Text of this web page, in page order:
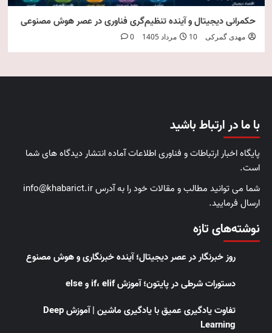
حکمرانی دیجیتال و آینده تنظیم‌گری فناوری در عصر هوش مصنوعی
مهدی گمرکی 10 مرداد 1405 0
با ما در ارتباط باشید
پایگاه اخبار ارتباطات و فناوری اطلاعات آماده انتشار دیدگاه های شما
است.
شما می توانید مطالب و مقالات خود را به آدرس info@khabarict.ir
ارسال فرمایید.
نوشته‌های تازه
روز خبرنگار در عصر دیجیتال؛ آینده خبرنگاری و هوش مصنوع
دستورات شرطی در پایتون؛ آموزش if، elif و else
تفاوت یادگیری عمیق با یادگیری ماشین | آموزش Deep
Learning